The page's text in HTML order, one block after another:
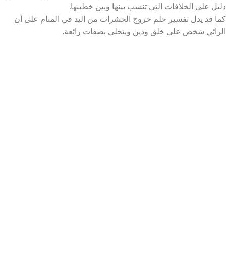
دليل على الخلافات التي تنشب بينها وبين خطيبها.
كما قد يدل تفسير حلم خروج الحشرات من اليد في المنام على أن
الرائي شخص على خلق ودين ويتحلى بصفات رائعة.